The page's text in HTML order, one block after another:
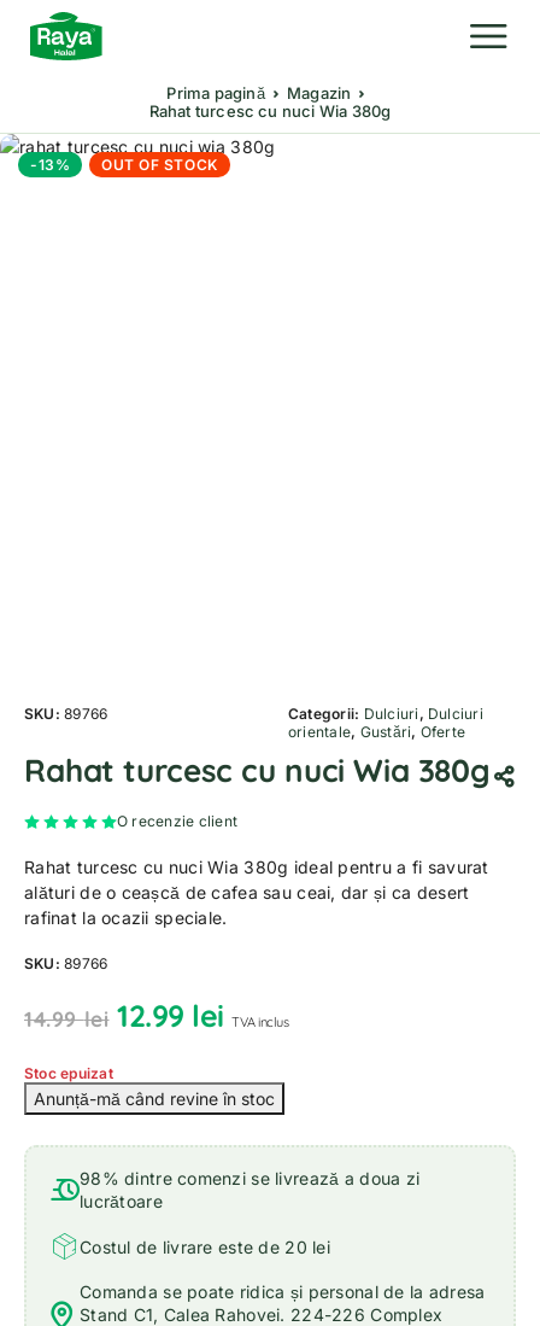
Prima pagină
Magazin
Rahat turcesc cu nuci Wia 380g
-13% OUT OF STOCK
SKU:89766 Categorii: Dulciuri , Dulciuri
orientale, Gustări, Oferte
Rahat turcesc cu nuci Wia 380g
Evaluat la5.00din 5 pe baza unei singure evaluări
O recenzie client
Rahat turcesc cu nuci Wia 380g ideal pentru a fi savurat
alături de o ceașcă de cafea sau ceai, dar și ca desert
rafinat la ocazii speciale.
SKU:89766
14.99lei 12.99 lei TVA inclus
Stoc epuizat
98% dintre comenzi se livrează a doua zi
lucrătoare
Costul de livrare este de 20 lei
Comanda se poate ridica și personal de la adresa
Stand C1, Calea Rahovei. 224-226 Complex